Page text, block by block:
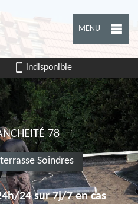
MENU
indisponible
78
Soindres
24 sur 7j/7 en cas